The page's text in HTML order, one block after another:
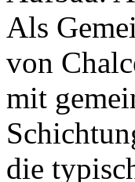
Als
von
mit
die